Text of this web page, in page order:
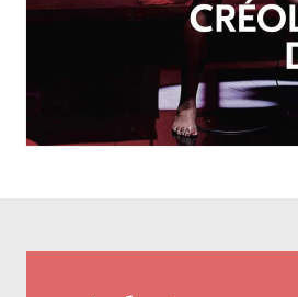
OCTOBRE-DÉCEMBRE 2025
Créolisation des